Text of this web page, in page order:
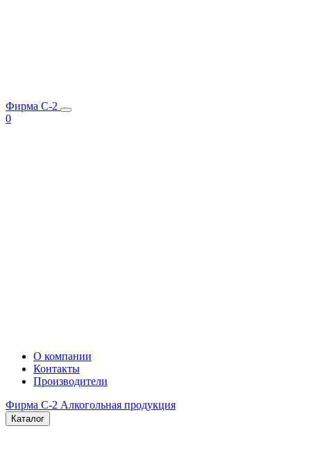
Фирма C-2
0
О компании
Контакты
Производители
Фирма C-2 Алкогольная продукция
Каталог